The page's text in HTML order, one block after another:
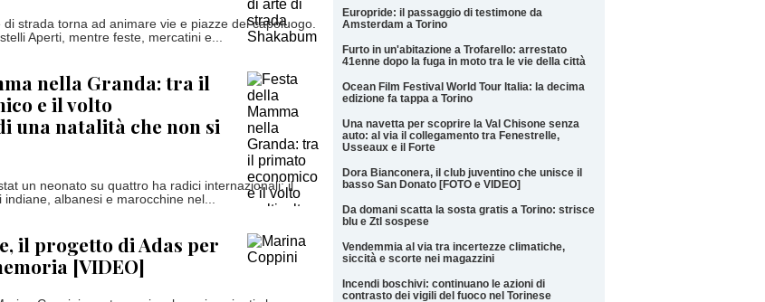
Europride: il passaggio di testimone da
Amsterdam a Torino
Furto in un'abitazione a Trofarello: arrestato
41enne dopo la fuga in moto tra le vie della città
Ocean Film Festival World Tour Italia: la decima
edizione fa tappa a Torino
Una navetta per scoprire la Val Chisone senza
auto: al via il collegamento tra Fenestrelle,
Usseaux e il Forte
Dora Bianconera, il club juventino che unisce il
basso San Donato [FOTO e VIDEO]
Da domani scatta la sosta gratis a Torino: strisce
blu e Ztl sospese
Vendemmia al via tra incertezze climatiche,
siccità e scorte nei magazzini
Incendi boschivi: continuano le azioni di
contrasto dei vigili del fuoco nel Torinese
di strada torna ad animare vie e piazze del capoluogo.
Aperti, mentre feste, mercatini e...
nella Granda: tra il
e il volto
una natalità che non si
un neonato su quattro ha radici internazionali: il
indiane, albanesi e marocchine nel...
il progetto di Adas per
[VIDEO]